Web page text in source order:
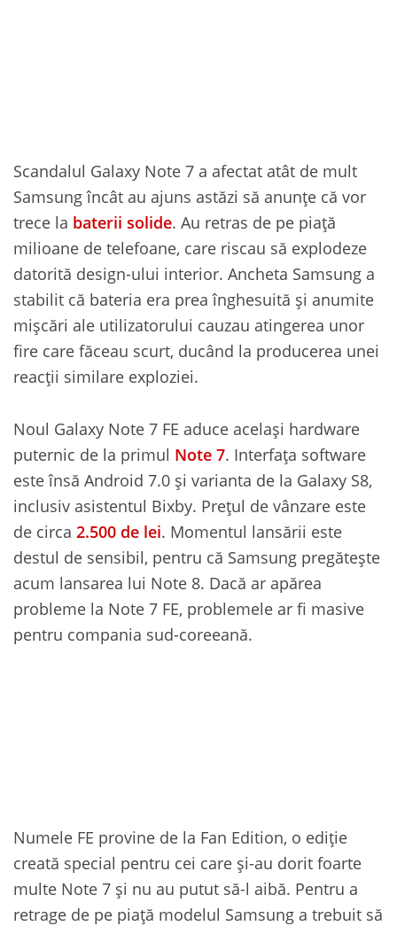
Scandalul Galaxy Note 7 a afectat atât de mult
Samsung încât au ajuns astăzi să anunțe că vor
trece la baterii solide. Au retras de pe piață
milioane de telefoane, care riscau să explodeze
datorită design-ului interior. Ancheta Samsung a
stabilit că bateria era prea înghesuită și anumite
mișcări ale utilizatorului cauzau atingerea unor
fire care făceau scurt, ducând la producerea unei
reacții similare exploziei.
Noul Galaxy Note 7 FE aduce același hardware
puternic de la primul Note 7. Interfața software
este însă Android 7.0 și varianta de la Galaxy S8,
inclusiv asistentul Bixby. Prețul de vânzare este
de circa 2.500 de lei. Momentul lansării este
destul de sensibil, pentru că Samsung pregătește
acum lansarea lui Note 8. Dacă ar apărea
probleme la Note 7 FE, problemele ar fi masive
pentru compania sud-coreeană.
Numele FE provine de la Fan Edition, o ediție
creată special pentru cei care și-au dorit foarte
multe Note 7 și nu au putut să-l aibă. Pentru a
retrage de pe piață modelul Samsung a trebuit să